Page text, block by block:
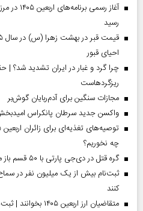
رسید
احیای قبور
چرا گرد و غبار در ایران تشدید شد؟ |
ریزگردهاست
مجازات سنگین برای آدم‌ربایان گوش‌بر
واکسن جدید سرطان پانکراس
چه نخوریم؟
گره قتل در دی‌جی پارتی با ۵۰ قسم باز می‌شود
ثبت‌نام بیش از یک میلیون نفر در
کنند
متقاضیان ارز